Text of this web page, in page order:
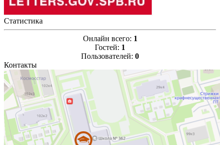
Статистика
Онлайн всего: 1
Гостей: 1
Пользователей: 0
Контакты